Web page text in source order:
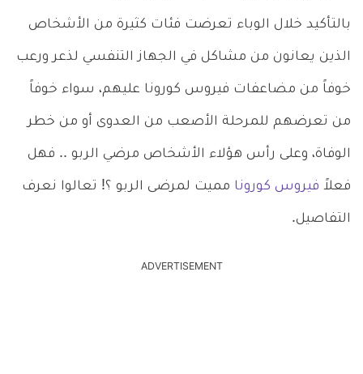
بالتأكيد خلال الوباء تعرضت فئات كثيرة من الأشخاص
الذين يعانون من مشاكل في الجهاز التنفسي لذعر ورعب
خوفاً من مضاعفات فيروس كورونا عليهم، سواء خوفاً
من تعرضهم للمرحلة الأصعب من العدوى أو من خطر
الوفاة، وعلى رأس هؤلاء الأشخاص مرضي الربو .. فهل
فعلاً فيروس كورونا مميت لمرضى الربو ؟! تعالوا نعرف
التفاصيل.
ADVERTISEMENT